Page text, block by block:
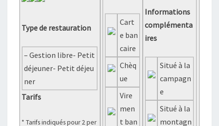
Type de restauration
– Gestion libre- Petit
déjeuner- Petit déjeu
ner
Tarifs
* Tarifs indiqués pour 2 per
Cart
e ban
caire
Chèq
ue
Vire
men
t ban
Informations
complémenta
ires
Situé à la
campagn
e
Situé à la
montagn